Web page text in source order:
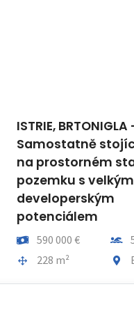
ISTRIE, BRTONIGLA
Samostatně
na prostorném
pozemku s velkým
developerským
potenciálem
Cena590 000 €
Plocha celkem
228 m²